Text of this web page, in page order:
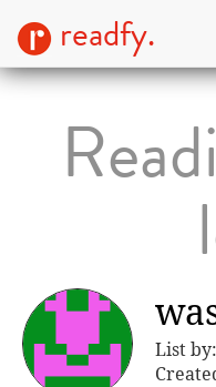
readfy.
List